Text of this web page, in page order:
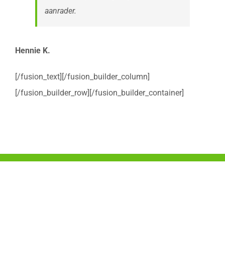
aanrader.
Hennie K.
[/fusion_text][/fusion_builder_column]
[/fusion_builder_row][/fusion_builder_container]